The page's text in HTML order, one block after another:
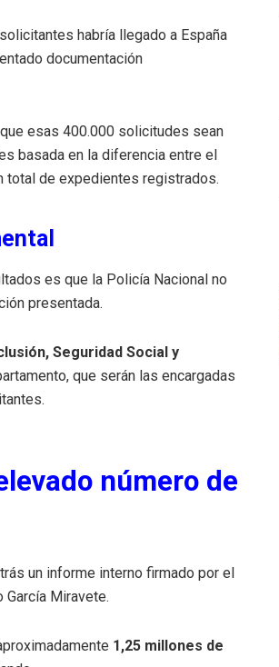
habría llegado a España
documentación
esas 400.000 solicitudes sean
basada en la diferencia entre el
total de expedientes registrados.
es que la Policía Nacional no
presentada.
Seguridad Social y
que serán las encargadas
número de
un informe interno firmado por el
Miravete.
1,25 millones de